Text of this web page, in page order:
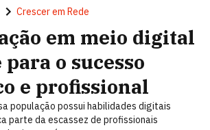
Crescer em Rede
em meio digital
para o sucesso
e profissional
população possui habilidades digitais
parte da escassez de profissionais